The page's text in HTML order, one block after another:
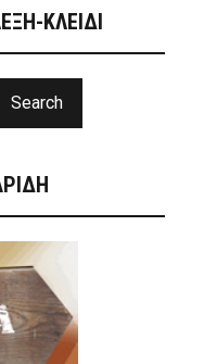
ΚΛΕΙΔΙ
Search